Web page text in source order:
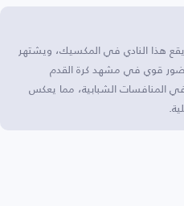
تيبورونيس روجوس دي فيراكروز U17 يقع هذا النادي في المكسيك، ويشتهر
حضور قوي في مشهد كرة القدم
المنافسات الشبابية، مما يعكس